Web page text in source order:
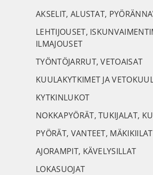
AKSELIT, ALUSTAT,
LEHTIJOUSET,
ILMAJOUSET
TYÖNTÖJARRUT, VETOAISAT
KUULAKYTKIMET JA
KYTKINLUKOT
NOKKAPYÖRÄT, TUKIJALAT,
PYÖRÄT, VANTEET, MÄKIKIILAT
AJORAMPIT, KÄVELYSILLAT
LOKASUOJAT